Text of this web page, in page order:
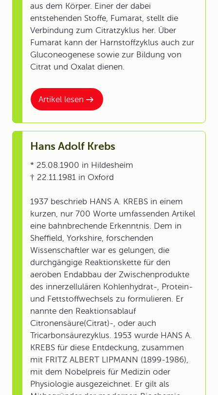
Artikel lesen
aus dem Körper. Einer der dabei
entstehenden Stoffe, Fumarat, stellt die
Verbindung zum Citratzyklus her. Über
Fumarat kann der Harnstoffzyklus auch zur
Gluconeogenese sowie zur Bildung von
Citrat und Oxalat dienen.
Hans Adolf Krebs
* 25.08.1900 in Hildesheim
† 22.11.1981 in Oxford
1937 beschrieb HANS A. KREBS in einem
kurzen, nur 700 Worte umfassenden Artikel
eine bahnbrechende Erkenntnis. Dem in
Sheffield, Yorkshire, forschenden
Wissenschaftler war es gelungen, die
durchgängige Reaktionskette für den
aeroben Endabbau der Zwischenprodukte
des innerzellulären Kohlenhydrat-, Protein-
und Fettstoffwechsels zu formulieren. Er
nannte den Reaktionsablauf
Citronensäure(Citrat)-, oder auch
Tricarbonsäurezyklus. 1953 wurde HANS A.
KREBS für diese Entdeckung, zusammen
mit FRITZ ALBERT LIPMANN (1899-1986),
mit dem Nobelpreis für Medizin oder
Physiologie ausgezeichnet. Er gilt als